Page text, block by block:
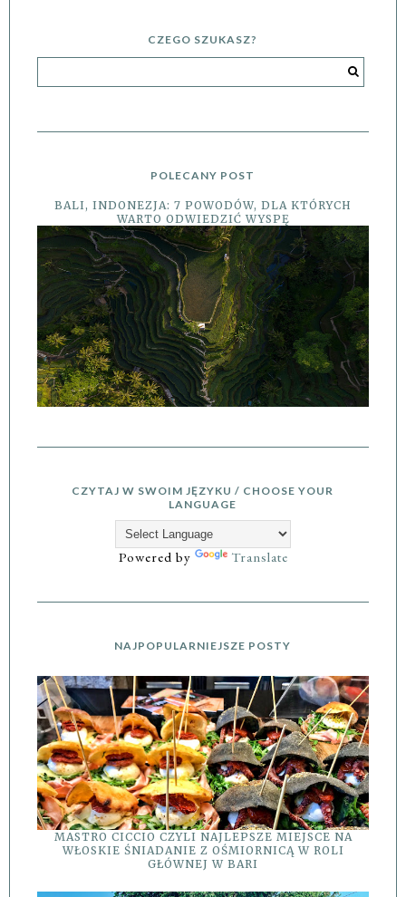
CZEGO SZUKASZ?
POLECANY POST
BALI, INDONEZJA: 7 POWODÓW, DLA KTÓRYCH
WARTO ODWIEDZIĆ WYSPĘ
CZYTAJ W SWOIM JĘZYKU / CHOOSE YOUR
LANGUAGE
Powered by Translate
NAJPOPULARNIEJSZE POSTY
MASTRO CICCIO CZYLI NAJLEPSZE MIEJSCE NA
WŁOSKIE ŚNIADANIE Z OŚMIORNICĄ W ROLI
GŁÓWNEJ W BARI